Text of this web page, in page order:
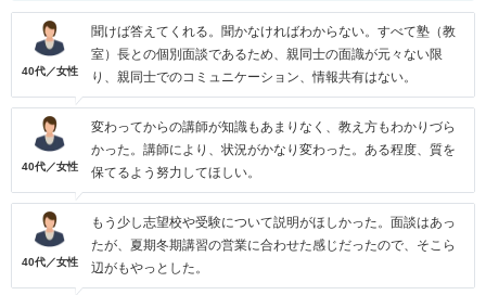
40代／女性
聞けば答えてくれる。聞かなければわからない。すべて塾（教
室）長との個別面談であるため、親同士の面識が元々ない限
り、親同士でのコミュニケーション、情報共有はない。
40代／女性
変わってからの講師が知識もあまりなく、教え方もわかりづら
かった。講師により、状況がかなり変わった。ある程度、質を
保てるよう努力してほしい。
40代／女性
もう少し志望校や受験について説明がほしかった。面談はあっ
たが、夏期冬期講習の営業に合わせた感じだったので、そこら
辺がもやっとした。